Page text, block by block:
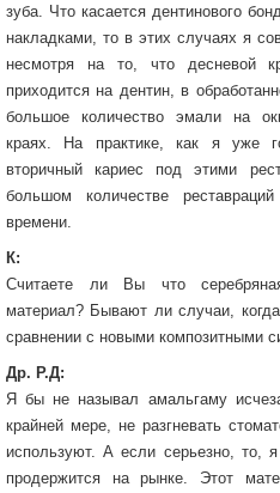
зуба. Что касается дентинового
накладками, то в этих случаях я
несмотря на то, что десневой
приходится на дентин, в
большое количество эмали на
краях. На практике, как я уже
вторичный кариес под этими
большом количестве
времени.
К:
Считаете ли Вы что
материал? Бывают ли случаи,
сравнении с новыми композитными
Др. Р.Д:
Я бы не называл амальгаму
крайней мере, не разгневать
используют. А если серьезно, то,
продержится на рынке. Этот